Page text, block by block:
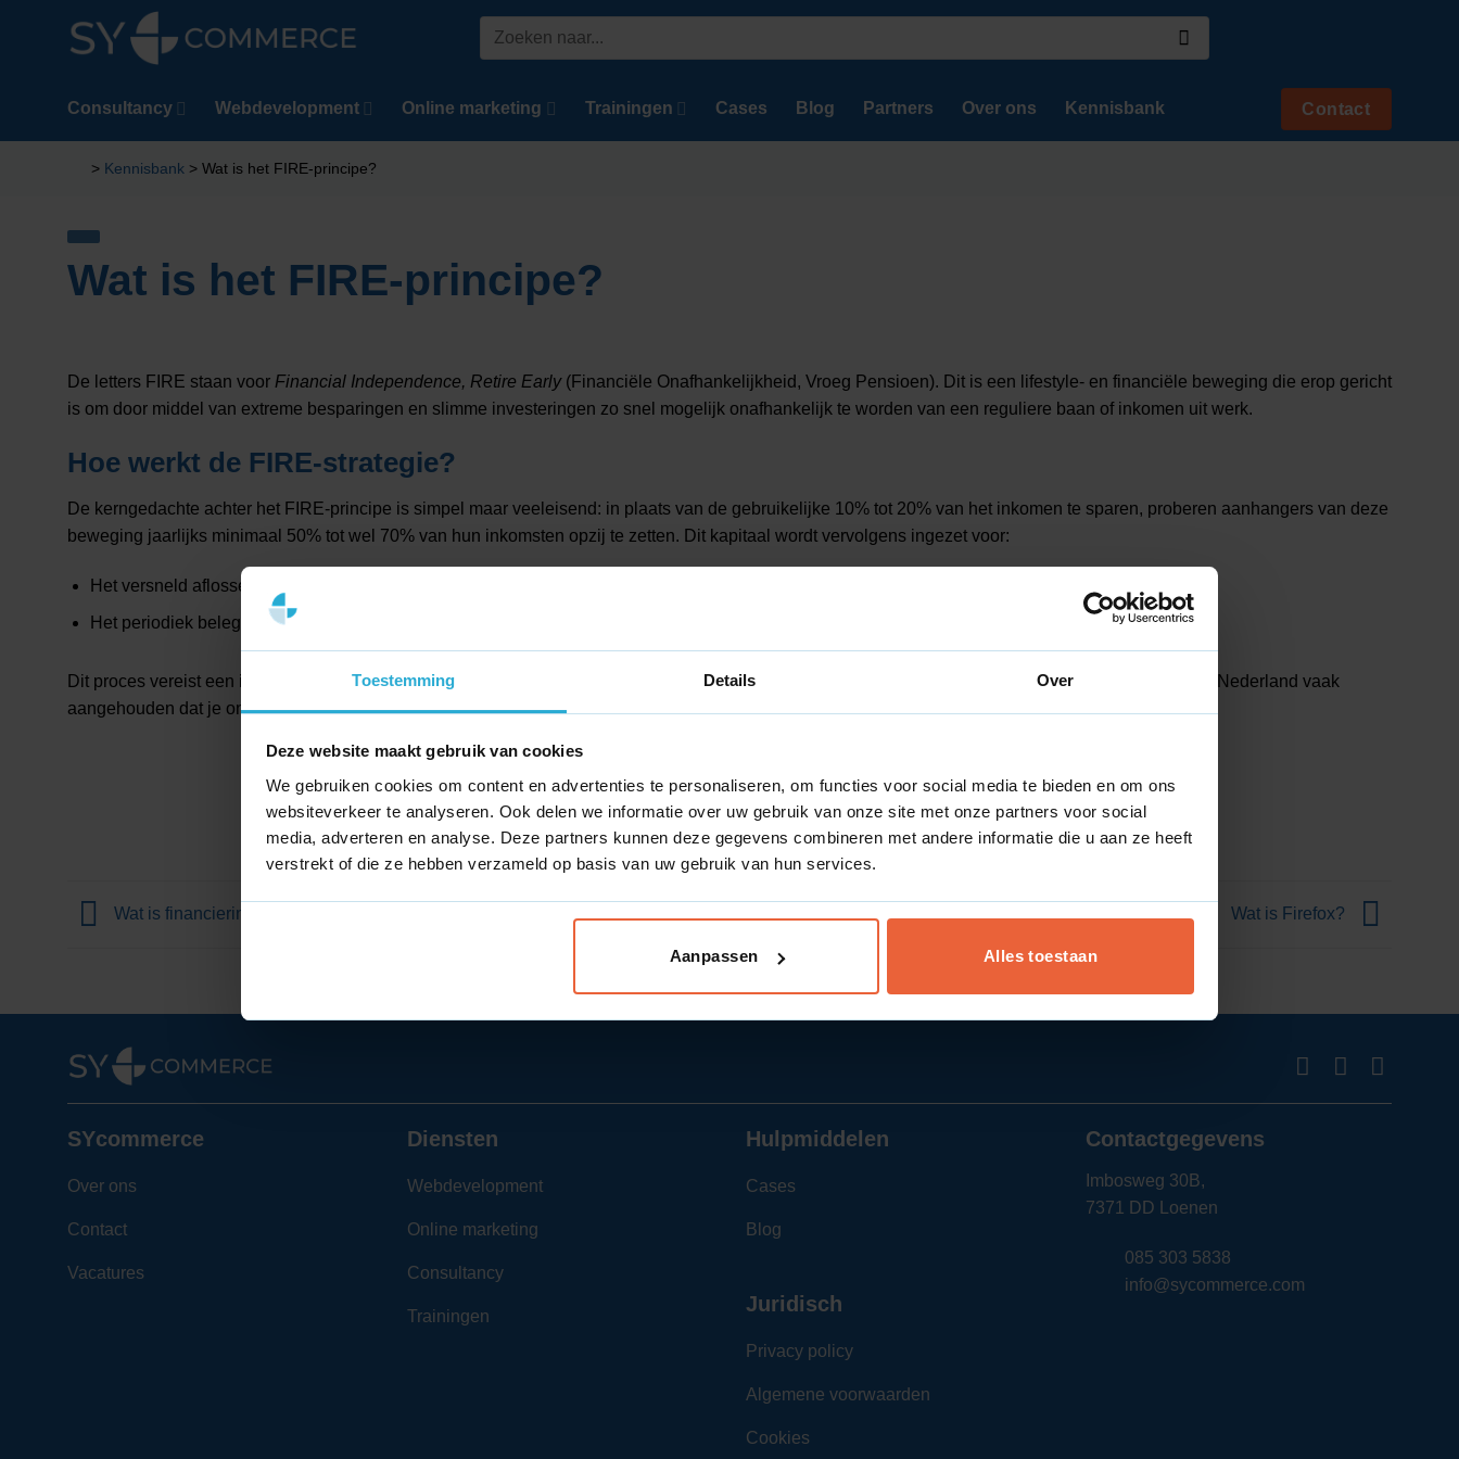
Toestemming Details Over
Deze website maakt gebruik van cookies
We gebruiken cookies om content en advertenties te personaliseren, om functies voor social media te bieden en om ons
websiteverkeer te analyseren. Ook delen we informatie over uw gebruik van onze site met onze partners voor social
media, adverteren en analyse. Deze partners kunnen deze gegevens combineren met andere informatie die u aan ze heeft
verstrekt of die ze hebben verzameld op basis van uw gebruik van hun services.
Aanpassen Alles toestaan
Zoeken
Consultancy Webdevelopment Online marketing Trainingen Cases Blog Partners Over ons Kennisbank Contact
> Kennisbank > Wat is het FIRE-principe?
Wat is het FIRE-principe?
De letters FIRE staan voor Financial Independence, Retire Early(Financiële Onafhankelijkheid, Vroeg Pensioen). Dit is een lifestyle- en financiële beweging die erop gericht
is om door middel van extreme besparingen en slimme investeringen zo snel mogelijk onafhankelijk te worden van een reguliere baan of inkomen uit werk.
Hoe werkt de FIRE-strategie?
De kerngedachte achter het FIRE-principe is simpel maar veeleisend: in plaats van de gebruikelijke 10% tot 20% van het inkomen te sparen, proberen aanhangers van deze
beweging jaarlijks minimaal 50% tot wel 70% van hun inkomsten opzij te zetten. Dit kapitaal wordt vervolgens ingezet voor:
Het versneld aflossen van de hypotheek om vaste lasten drastisch te verlagen.
Het periodiek beleggen in laagdrempelige indexfondsen (ETF’s) of vastgoed om een passieve inkomstenstroom op te bouwen.
Dit proces vereist een ijzeren discipline en een minimalistische levensstijl die jarenlang consequent moet worden volgehouden. In de praktijk wordt in Nederland vaak
aangehouden dat je ongeveer 15 tot 25 keer je jaarsalaris aan vermogen nodig hebt om jezelf officieel financieel onafhankelijk te mogen noemen.
Wat is financiering? Wat is Firefox?
SYcommerce
Over ons
Contact
Vacatures
Diensten
Webdevelopment
Online marketing
Consultancy
Trainingen
Hulpmiddelen
Cases
Blog
Juridisch
Privacy policy
Algemene voorwaarden
Cookies
Contactgegevens
Imbosweg 30B,
7371 DD Loenen
085 303 5838
info@sycommerce.com